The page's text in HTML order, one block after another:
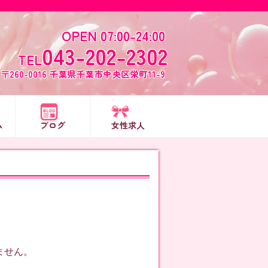
OPEN 07:00-24:00
TEL043-202-2302
〒260-0016 千葉県千葉市中央区栄町11-9
ブログ 女性求人
ん。